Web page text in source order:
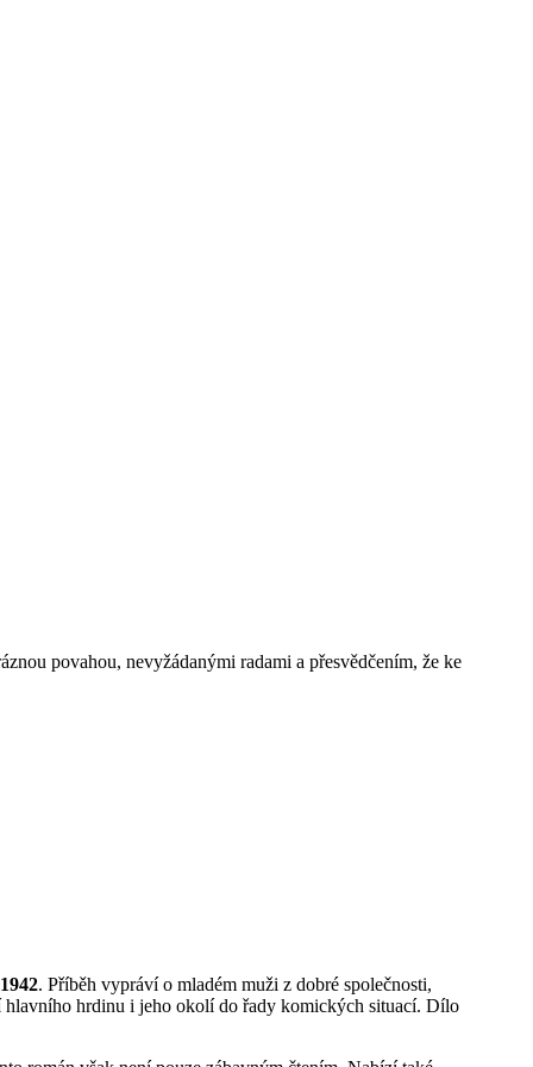
povahou, nevyžádanými radami a přesvědčením, že ke
. Příběh vypráví o mladém muži z dobré společnosti,
hlavního hrdinu i jeho okolí do řady komických situací. Dílo